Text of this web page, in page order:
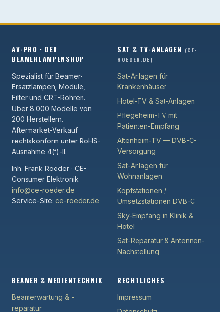
AV-PRO · DER
BEAMERLAMPENSHOP
Spezialist für Beamer-
Ersatzlampen, Module,
Filter und CRT-Röhren.
Über 8.000 Modelle von
200 Herstellern.
Aftermarket-Verkauf
rechtskonform unter RoHS-
Ausnahme 4(f)-II.
Inh. Frank Roeder · CE-
Consumer Elektronik
info@ce-roeder.de
Service-Site: ce-roeder.de
SAT & TV-ANLAGEN (CE-
ROEDER.DE)
Sat-Anlagen für
Krankenhäuser
Hotel-TV & Sat-Anlagen
Pflegeheim-TV mit
Patienten-Empfang
Altenheim-TV — DVB-C-
Versorgung
Sat-Anlagen für
Wohnanlagen
Kopfstationen /
Umsetzstationen DVB-C
Sky-Empfang in Klinik &
Hotel
Sat-Reparatur & Antennen-
Nachstellung
BEAMER & MEDIENTECHNIK
Beamerwartung & -
reparatur
RECHTLICHES
Impressum